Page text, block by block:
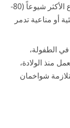
وهو النوع الأكثر شيوعاً (80-
أو مناعية تدمر
الطفولة،
منذ الولادة،
شواخمان